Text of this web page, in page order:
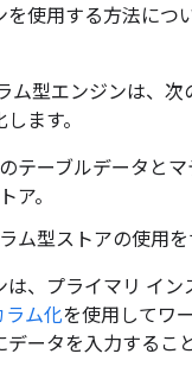
を使用する方法に
ム型エンジンは、
ます。
テーブルデータと
ア。
ム型ストアの使用
は、プライマリ イ
ラム化を使用してワ
ータを入力するこ